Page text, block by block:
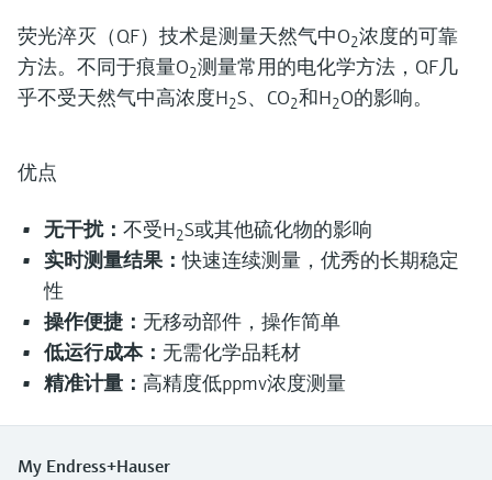
荧光淬灭（QF）技术是测量天然气中O2浓度的可靠
方法。不同于痕量O2测量常用的电化学方法，QF几
乎不受天然气中高浓度H2S、CO2和H2O的影响。
优点
无干扰： 不受H2S或其他硫化物的影响
实时测量结果：快速连续测量，优秀的长期稳定
性
操作便捷： 无移动部件，操作简单
低运行成本： 无需化学品耗材
精准计量： 高精度低ppmv浓度测量
My Endress+Hauser